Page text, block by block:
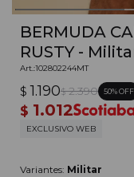
BERMUDA
RUSTY -
102802244MT
$ 1.190$ 2.390 50
$ 1.012
EXCLUSIVO WEB
Variantes: Militar